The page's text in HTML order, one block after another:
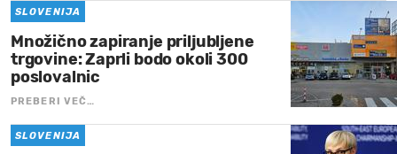
SLOVENIJA
Množično zapiranje priljubljene
trgovine: Zaprli bodo okoli 300
poslovalnic
PREBERI VEČ…
SLOVENIJA